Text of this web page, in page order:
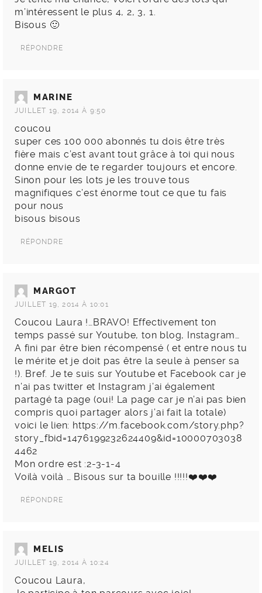
m’intéressent le plus 4, 2, 3, 1.
Bisous 🙂
RÉPONDRE
MARINE
JUILLET 19, 2014 À 9:50
coucou
super ces 100 000 abonnés tu dois être très
fière mais c’est avant tout grâce à toi qui nous
donne envie de te regarder toujours et encore.
Sinon pour les lots je les trouve tous
magnifiques c’est énorme tout ce que tu fais
pour nous
bisous bisous
RÉPONDRE
MARGOT
JUILLET 19, 2014 À 10:01
Coucou Laura !…BRAVO! Effectivement ton
temps passé sur Youtube, ton blog, Instagram…
A fini par être bien récompensé ( et entre nous tu
le mérite et je doit pas être la seule à penser sa
!). Bref. Je te suis sur Youtube et Facebook car je
n’ai pas twitter et Instagram j’ai également
partagé ta page (oui! La page car je n’ai pas bien
compris quoi partager alors j’ai fait la totale)
voici le lien: https://m.facebook.com/story.php?
story_fbid=1476199232624409&id=10000703038
4462
Mon ordre est :2-3-1-4
Voilà voilà … Bisous sur ta bouille !!!!!❤️❤️❤️
RÉPONDRE
MELIS
JUILLET 19, 2014 À 10:24
Coucou Laura,